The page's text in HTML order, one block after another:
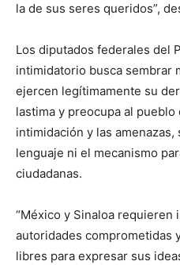
la de sus seres queridos”,
Los diputados federales del
intimidatorio busca sembrar
ejercen legítimamente su
lastima y preocupa al pueblo
intimidación y las
lenguaje ni el mecanismo
ciudadanas.
“México y Sinaloa
autoridades comprometidas
libres para expresar sus